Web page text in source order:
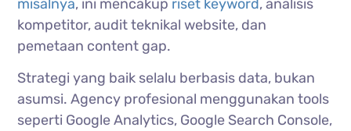
misalnya, ini mencakup riset keyword, analisis
kompetitor, audit teknikal website, dan
pemetaan content gap.
Strategi yang baik selalu berbasis data, bukan
asumsi. Agency profesional menggunakan tools
seperti Google Analytics, Google Search Console,